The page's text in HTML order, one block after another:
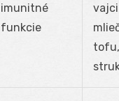
imunitné
funkcie
tofu,